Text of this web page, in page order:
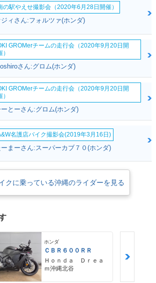
の情報が一部解禁され、同月21日、そ
（発売は9月）。数年間のブランクを埋めるかの
シーがリファインされたが、とりわけこの時代の
ーカウルの両端には、空力パーツ（ウイングレッ
とがトピックだった。なお、型式は（2013年モ
だったが、排出ガス規制は更新されていたので、
なった。2023年のEICMA（ミラノショー）でユー
チェンジモデルが発表された。新たに6軸慣性計
、クイックシフターを標準装備するなどの変更を
はカラーTFT液晶タイプになった。この新型
の駅やえせ撮影会（2020年6月28日開催）
ジィさん:フォルツァ(ホンダ)
GROMerチームの走行会（2020年9月20日開
）
さん:グロム(ホンダ)
GROMerチームの走行会（2020年9月20日開
）
とーさん:グロム(ホンダ)
名護店バイク撮影会(2019年3月16日)
ーまーさん:スーパーカブ７０(ホンダ)
クに乗っている沖縄のライダーを見る
ホンダ
ＣＢＲ６００ＲＲ
Ｈｏｎｄａ Ｄｒｅａ
ｍ沖縄北谷